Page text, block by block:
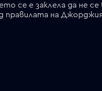
се е заклела да не се
правилата на